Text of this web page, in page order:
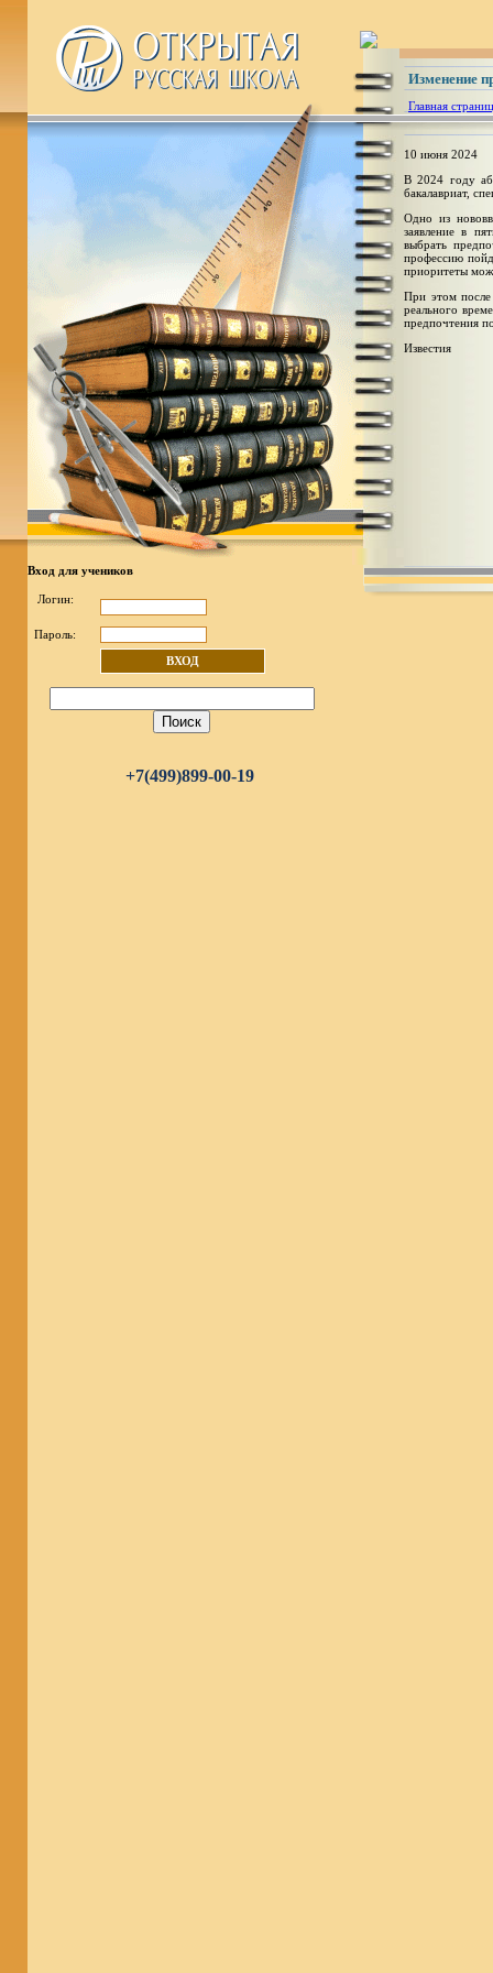
Изменение
Главная
Вход для учеников
Логин:
Пароль:
ВХОД
+7(499)899-00-19
10 июня 2024
В 2024 году
бакалавриат,
Одно из
заявление в
выбрать
профессию
приоритеты
При этом после
реального
предпочтения
Известия